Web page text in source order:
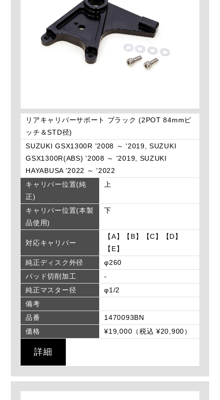
リアキャリパーサポート ブラック (2POT 84mmピ
ッチ＆STD径)
SUZUKI GSX1300R '2008 ～ '2019, SUZUKI
GSX1300R(ABS) '2008 ～ '2019, SUZUKI
HAYABUSA '2022 ～ '2022
キャリパー位置(純
正)
上
キャリパー位置(本製
品使用)
下
対応キャリパー
【A】【B】【C】【D】
【E】
純正ディスク外径
φ260
パッド切削加工
-
純正マスター径
φ1/2
備考
品番
1470093BN
価格
¥19,000（税込 ¥20,900）
詳細